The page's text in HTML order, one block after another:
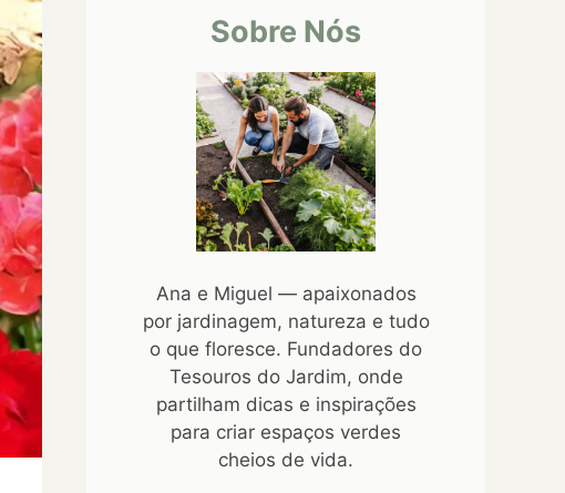
Sobre Nós
Ana e Miguel — apaixonados
por jardinagem, natureza e tudo
o que floresce. Fundadores do
Tesouros do Jardim, onde
partilham dicas e inspirações
para criar espaços verdes
cheios de vida.